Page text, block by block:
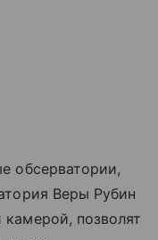
обсерватории,
Веры Рубин
позволят